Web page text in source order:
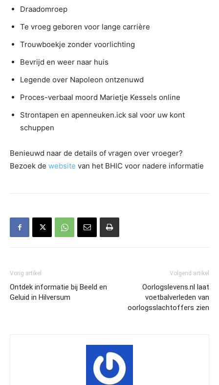
Draadomroep
Te vroeg geboren voor lange carrière
Trouwboekje zonder voorlichting
Bevrijd en weer naar huis
Legende over Napoleon ontzenuwd
Proces-verbaal moord Marietje Kessels online
Strontapen en apenneuken.ick sal voor uw kont
schuppen
Benieuwd naar de details of vragen over vroeger?
Bezoek de website van het BHIC voor nadere informatie
Vorig artikel
Ontdek informatie bij Beeld en
Geluid in Hilversum
Volgend artikel
Oorlogslevens.nl laat
voetbalverleden van
oorlogsslachtoffers zien